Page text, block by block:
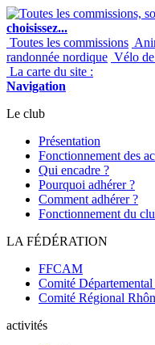
choisissez...
Toutes les commissions
randonnée nordique Vélo
La carte du site :
Navigation
Le club
Présentation
Fonctionnement des
Qui encadre ?
Pourquoi adhérer ?
Comment adhérer ?
Fonctionnement du
LA FÉDÉRATION
FFCAM
Comité
Comité Régional
activités